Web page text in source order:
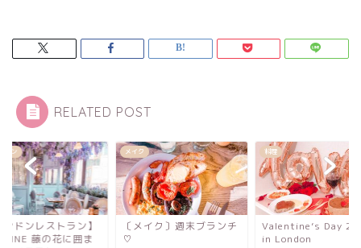
RELATED POST
ク〕週末ブランチ
料理
Valentine’s Day 2022
in London
レストラン
【ロンドンレストラ
AUBAINE 藤の花に